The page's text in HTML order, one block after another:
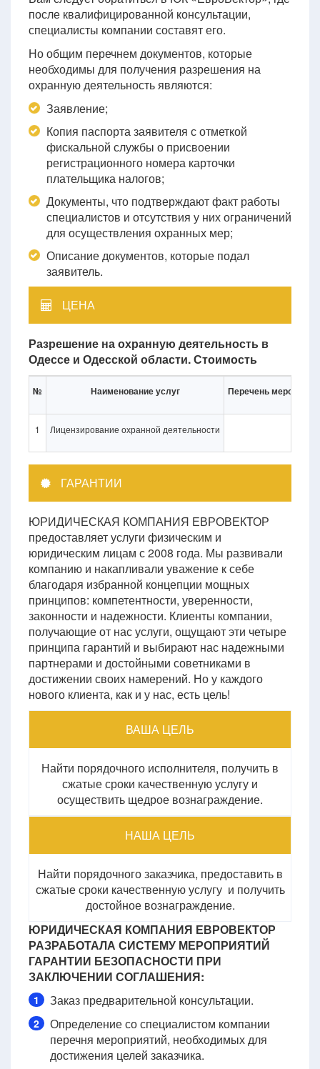
после квалифицированной консультации,
специалисты компании составят его.
Но общим перечнем документов, которые
необходимы для получения разрешения на
охранную деятельность являются:
Заявление;
Копия паспорта заявителя с отметкой
фискальной службы о присвоении
регистрационного номера карточки
плательщика налогов;
Документы, что подтверждают факт работы
специалистов и отсутствия у них ограничений
для осуществления охранных мер;
Описание документов, которые подал
заявитель.
ЦЕНА
Разрешение на охранную деятельность в
Одессе и Одесской области. Стоимость
№ Наименование услуг Перечень
1 Лицензирование охранной деятельности
ГАРАНТИИ
ЮРИДИЧЕСКАЯ КОМПАНИЯ ЕВРОВЕКТОР
предоставляет услуги физическим и
юридическим лицам с 2008 года. Мы развивали
компанию и накапливали уважение к себе
благодаря избранной концепции мощных
принципов: компетентности, уверенности,
законности и надежности. Клиенты компании,
получающие от нас услуги, ощущают эти четыре
принципа гарантий и выбирают нас надежными
партнерами и достойными советниками в
достижении своих намерений. Но у каждого
нового клиента, как и у нас, есть цель!
ВАША ЦЕЛЬ
Найти порядочного исполнителя, получить в
сжатые сроки качественную услугу и
осуществить щедрое вознаграждение.
НАША ЦЕЛЬ
Найти порядочного заказчика, предоставить в
сжатые сроки качественную услугу и получить
достойное вознаграждение.
ЮРИДИЧЕСКАЯ КОМПАНИЯ ЕВРОВЕКТОР
РАЗРАБОТАЛА СИСТЕМУ МЕРОПРИЯТИЙ
ГАРАНТИИ БЕЗОПАСНОСТИ ПРИ
ЗАКЛЮЧЕНИИ СОГЛАШЕНИЯ:
1 Заказ предварительной консультации.
2
Определение со специалистом компании
перечня мероприятий, необходимых для
достижения целей заказчика.